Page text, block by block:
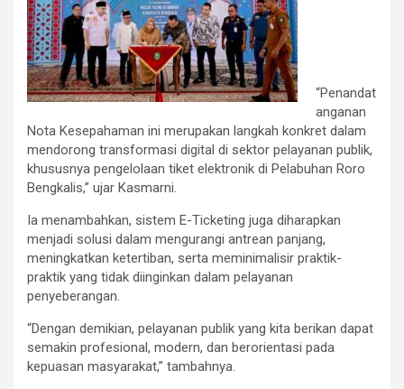
“Penandat
anganan
Nota Kesepahaman ini merupakan langkah konkret dalam
mendorong transformasi digital di sektor pelayanan publik,
khususnya pengelolaan tiket elektronik di Pelabuhan Roro
Bengkalis,” ujar Kasmarni.
Ia menambahkan, sistem E-Ticketing juga diharapkan
menjadi solusi dalam mengurangi antrean panjang,
meningkatkan ketertiban, serta meminimalisir praktik-
praktik yang tidak diinginkan dalam pelayanan
penyeberangan.
“Dengan demikian, pelayanan publik yang kita berikan dapat
semakin profesional, modern, dan berorientasi pada
kepuasan masyarakat,” tambahnya.